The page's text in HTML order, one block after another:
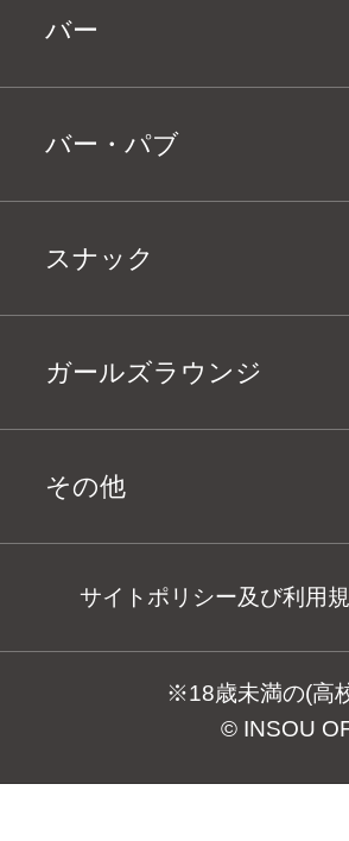
バー
バー・パブ
スナック
ガールズラウンジ
その他
サイトポリシー及び利用
※18歳未満の(高
© INSOU